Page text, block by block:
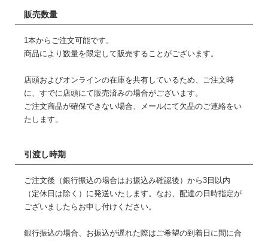
販売数量
1本からご注文可能です。
商品により数量を限定して販売することがございます。
店頭およびオンラインの在庫を共有しているため、ご注文時
に、すでに店頭にて販売済みの場合がございます。
ご注文商品が確保できない場合、メールにて欠品のご連絡をい
たします。
引渡し時期
ご注文後（銀行振込の場合はお振込み確認後）から3日以内
（定休日は除く）に発送いたします。なお、配達の日時指定が
ございましたらお申し付けください。
銀行振込の場合、お振込が遅れた際はご希望の到着日に間に合